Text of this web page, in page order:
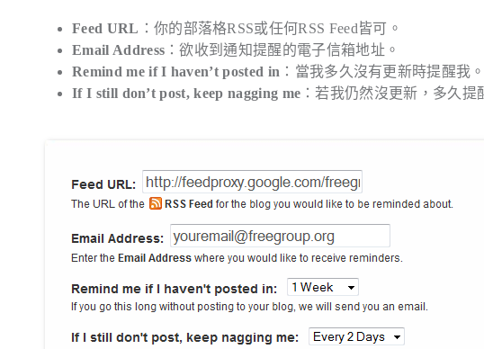
Feed URL ：你的部落格RSS或任何RSS Feed皆可。
Email Address ：欲收到通知提醒的電子信箱地址。
Remind me if I haven’t posted in ：當我多久沒有更新時提醒我。
If I still don’t post, keep nagging me ：若我仍然沒更新，多久提